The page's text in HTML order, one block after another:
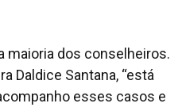
maioria dos conselheiros.
Daldice Santana, “está
esses casos e